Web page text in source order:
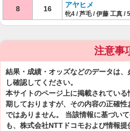
8 16 アヤヒメ
牝4 / 芦毛 / 伊藤 工真 /
注意事
結果・成績・オッズなどのデータは
し確認してください。
本サイトのページ上に掲載されてい
期しておりますが、その内容の正確
ではありません。 当該情報に基づい
も、株式会社NTTドコモおよび情報